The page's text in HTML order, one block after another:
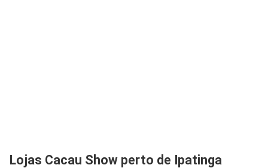
Lojas Cacau Show perto de Ipatinga